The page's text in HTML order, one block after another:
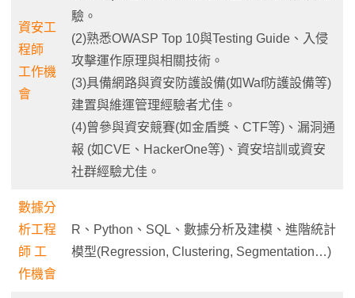
資安工
程師
工作機
會
驗。
(2)熟悉OWASP Top 10與Testing Guide、入侵
攻擊運作原理與相關技術。
(3)具備網路與資安防護設備(如Waf防護設備等)
建置與維運管理經驗者尤佳。
(4)曾參與資安競賽(如金盾獎、CTF等)、漏洞通
報 (如CVE、HackerOne等)、資安培訓或資安
社群經驗尤佳。
數據分
析工程
師 工
作機會
R、Python、SQL、數據分析及建模、進階統計
模型(Regression, Clustering, Segmentation…)